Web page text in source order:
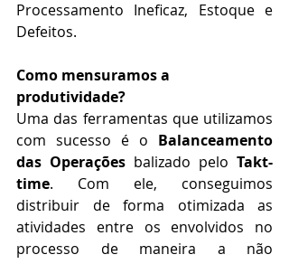
Processamento Ineficaz, Estoque e
Defeitos.
Como mensuramos a
produtividade?
Uma das ferramentas que utilizamos
com sucesso é o Balanceamento
das Operações balizado pelo Takt-
time. Com ele, conseguimos
distribuir de forma otimizada as
atividades entre os envolvidos no
processo de maneira a não